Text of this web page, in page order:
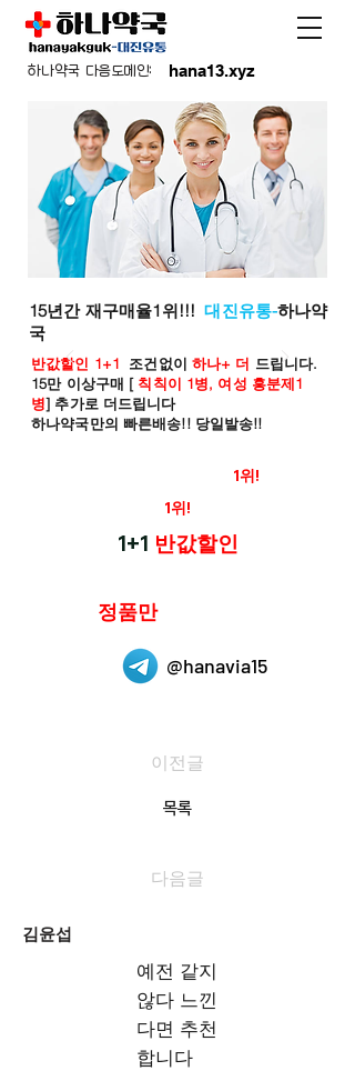
hana13.xyz
하나약국 다음도메인:
15년간 재구매율1위!!!대진유통-하나약
국
반값할인 1+1 조건없이 하나+ 더 드립니다.
15만 이상구매 [ 칙칙이 1병, 여성 흥분제1
병] 추가로 더드립니다
하나약국만의 빠른배송!! 당일발송!!
1위!
1위!
1+1 반값할인
정품만
@hanavia15
이전글
목록
다음글
김윤섭
예전 같지
않다 느낀
다면 추천
합니다